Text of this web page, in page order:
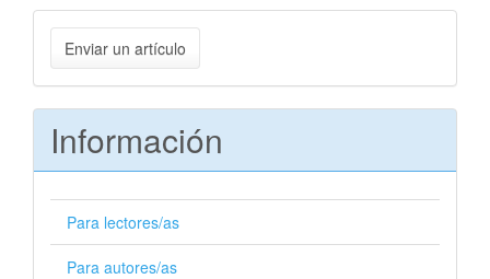
Enviar
un
artículo
Enviar un artículo
Información
Para lectores/as
Para autores/as